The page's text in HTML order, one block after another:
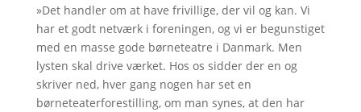
»Det handler om at have frivillige, der vil og kan. Vi
har et godt netværk i foreningen, og vi er begunstiget
med en masse gode børneteatre i Danmark. Men
lysten skal drive værket. Hos os sidder der en og
skriver ned, hver gang nogen har set en
børneteaterforestilling, om man synes, at den har